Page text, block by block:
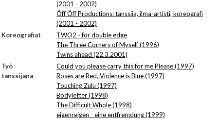
(2001 - 2002)
Öff Öff Productions: tanssija, ilma-artisti, koreografi
(2001 - 2002)
Koreografiat
TWO2 - for double edge
The Three Corners of Myself (1996)
Twins ahead (22.3.2001)
Työ
tanssijana
Could you please carry this for me Please (1997)
Roses are Red, Violence is Blue (1997)
Touching Zulu (1997)
Bodyletter (1998)
The Difficult Whole (1998)
eigenreigen - eine entfremdung (1999)